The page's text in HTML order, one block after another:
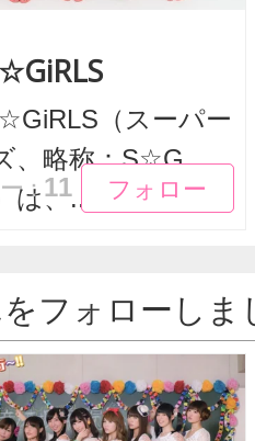
（スーパー
、略称：S☆G、
は、...
フォロー
フォロー
：11
フォローしま